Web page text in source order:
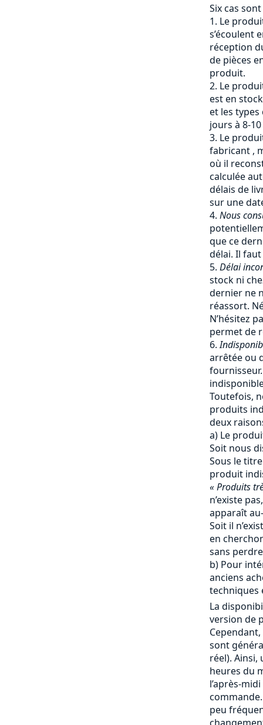
Six cas
Le
s’écoulent
réception
de pièces
produit.
Le
est en
et les types
jours à 8-
Le
fabricant ,
où il
calculée
délais de
sur une
Nous
que ce
délai. Il
Délai
stock ni
dernier ne
réassort.
N’hésitez
permet de
arrêtée ou
Toutefois,
produits
deux
a) Le
Soit nous
Sous le
produit
« Produits
n’existe
apparaît
Soit il
en
sans
b) Pour
anciens
techniques
La
version de
sont
réel).
heures du
l’après-
peu